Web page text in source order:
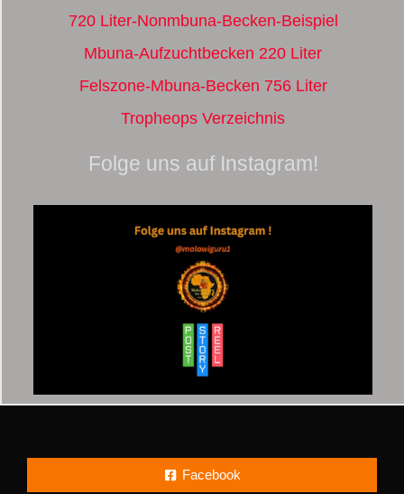
720 Liter-Nonmbuna-Becken-Beispiel
Mbuna-Aufzuchtbecken 220 Liter
Felszone-Mbuna-Becken 756 Liter
Tropheops Verzeichnis
Folge uns auf Instagram!
Facebook